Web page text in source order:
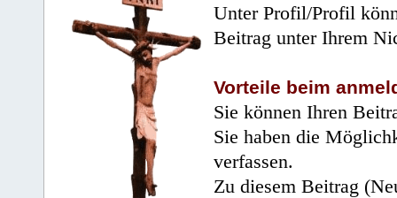
Unter Profil/Profil
Beitrag unter Ihrem
Vorteile beim
Sie können Ihren
Sie haben die
verfassen.
Zu diesem Beitrag